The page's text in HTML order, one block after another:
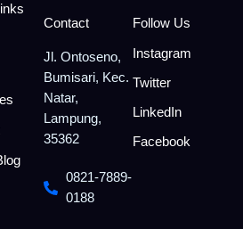
Contact
Jl. Ontoseno,
Bumisari, Kec.
Natar,
Lampung,
35362
0821-7889-
0188
Follow Us
Instagram
Twitter
LinkedIn
Facebook